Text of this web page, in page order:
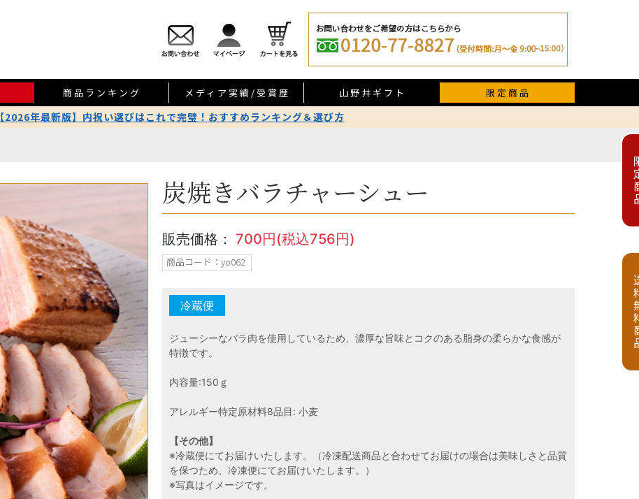
商品ランキング メディア実績/受賞歴 山野井ギフト 限定商品
【2026年最新版】内祝い選びはこれで完璧！おすすめランキング＆選び方
送
炭焼きバラチャーシュー
販売価格： 700円(税込756円)
商品コード：yo062
ジューシーなバラ肉を使用しているため、濃厚な旨味とコクのある脂身の柔らかな食感が
特徴です。
内容量:150ｇ
アレルギー特定原材料8品目: 小麦
【その他】
※冷蔵便にてお届けいたします。（冷凍配送商品と合わせてお届けの場合は美味しさと品質
を保つため、冷凍便にてお届けいたします。）
※写真はイメージです。